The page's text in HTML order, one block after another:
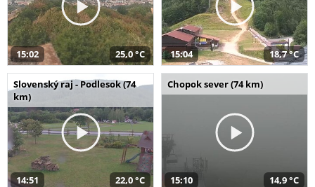
15:02 25,0 °C 15:04 18,7 °C
Slovenský raj - Podlesok (74
km)
14:51 22,0 °C
Chopok sever (74 km)
15:10 14,9 °C